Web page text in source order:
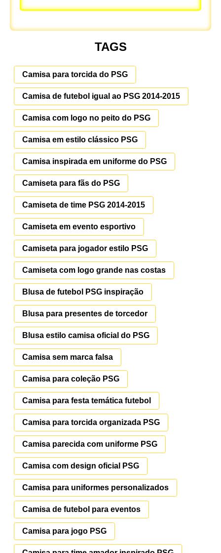
TAGS
Camisa para torcida do PSG
Camisa de futebol igual ao PSG 2014-2015
Camisa com logo no peito do PSG
Camisa em estilo clássico PSG
Camisa inspirada em uniforme do PSG
Camiseta para fãs do PSG
Camiseta de time PSG 2014-2015
Camiseta em evento esportivo
Camiseta para jogador estilo PSG
Camiseta com logo grande nas costas
Blusa de futebol PSG inspiração
Blusa para presentes de torcedor
Blusa estilo camisa oficial do PSG
Camisa sem marca falsa
Camisa para coleção PSG
Camisa para festa temática futebol
Camisa para torcida organizada PSG
Camisa parecida com uniforme PSG
Camisa com design oficial PSG
Camisa para uniformes personalizados
Camisa de futebol para eventos
Camisa para jogo PSG